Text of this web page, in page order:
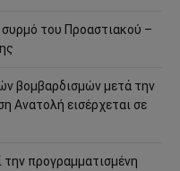
του Προαστιακού –
βομβαρδισμών μετά την
Ανατολή εισέρχεται σε
προγραμματισμένη